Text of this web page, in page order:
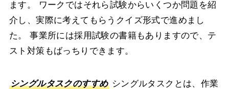
ます。
ワークではそれら試験からいくつか問題を紹
介し、実際に考えてもらうクイズ形式で進めまし
た。 事業所には採用試験の書籍もありますので、テ
スト対策もばっちりできます。
シングルタスクのすすめ シングルタスクとは、作業